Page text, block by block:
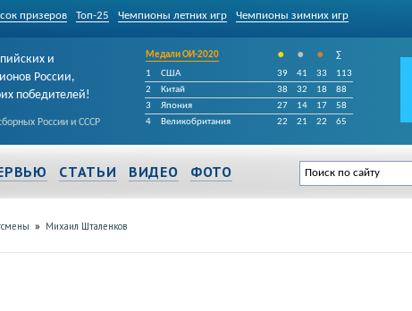
призеров Топ-25 Чемпионы летних игр Чемпионы зимних игр
и
России,
победителей!
России и СССР
Медали ОИ-2020 • • •
∑
1
США 39 41 33
113
2
Китай 38 32 18
88
3
Япония 27 14 17
58
4
Великобритания 22 21 22 65
СТАТЬИ ВИДЕО ФОТО
» Михаил Шталенков